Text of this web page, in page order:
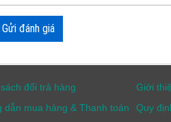
Gửi đánh giá
đổi trả hàng
dẫn mua hàng & Thanh toán
Giới
Quy